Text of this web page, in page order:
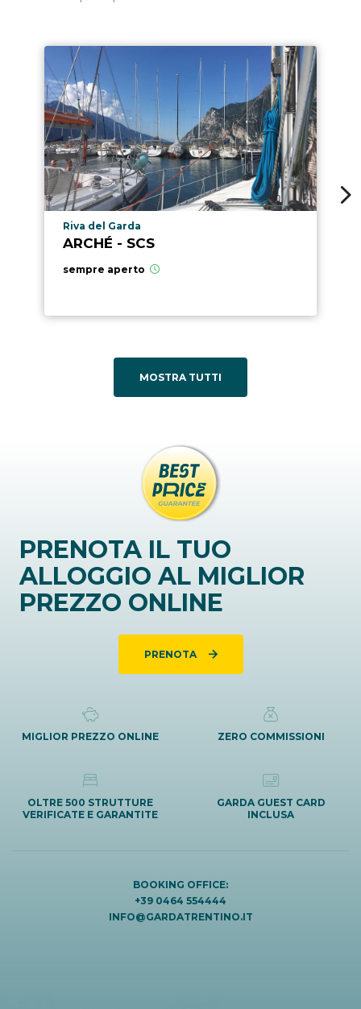
Località punto di interesse
Riva del Garda
ARCHÉ - SCS
sempre aperto
MOSTRA TUTTI
PRENOTA IL TUO
ALLOGGIO AL MIGLIOR
PREZZO ONLINE
PRENOTA
MIGLIOR PREZZO ONLINE ZERO COMMISSIONI
OLTRE 500 STRUTTURE
VERIFICATE E GARANTITE
GARDA GUEST CARD
INCLUSA
BOOKING OFFICE:
+39 0464 554444
INFO@GARDATRENTINO.IT